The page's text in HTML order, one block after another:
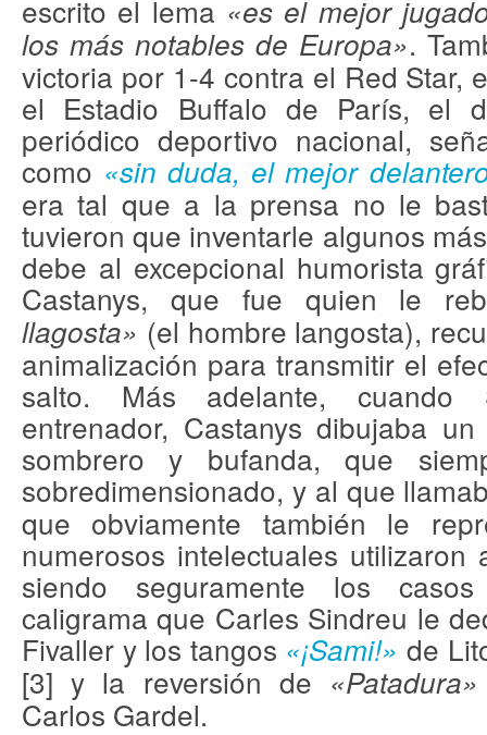
escrito el lema «es el mejor
los más notables de Europa».
victoria por 1-4 contra el Red Star,
el Estadio Buffalo de París, el
periódico deportivo nacional,
como «sin duda, el mejor
era tal que a la prensa no le
tuvieron que inventarle algunos
debe al excepcional humorista
Castanys, que fue quien le
llagosta» (el hombre langosta),
animalización para transmitir el
salto. Más adelante, cuando
entrenador, Castanys dibujaba
sombrero y bufanda, que
sobredimensionado, y al que
que obviamente también le
numerosos intelectuales
siendo seguramente los
caligrama que Carles Sindreu le
Fivaller y los tangos «¡Sami!» de
[3] y la reversión de «Patadura»
Carlos Gardel.